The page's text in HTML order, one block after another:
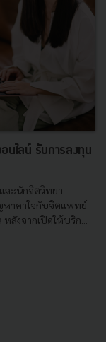
ไลน์ รับการลงทุน
ละนักจิตวิทยา
หาคาใจกับจิตแพทย์
งจากเปิดให้บริก...